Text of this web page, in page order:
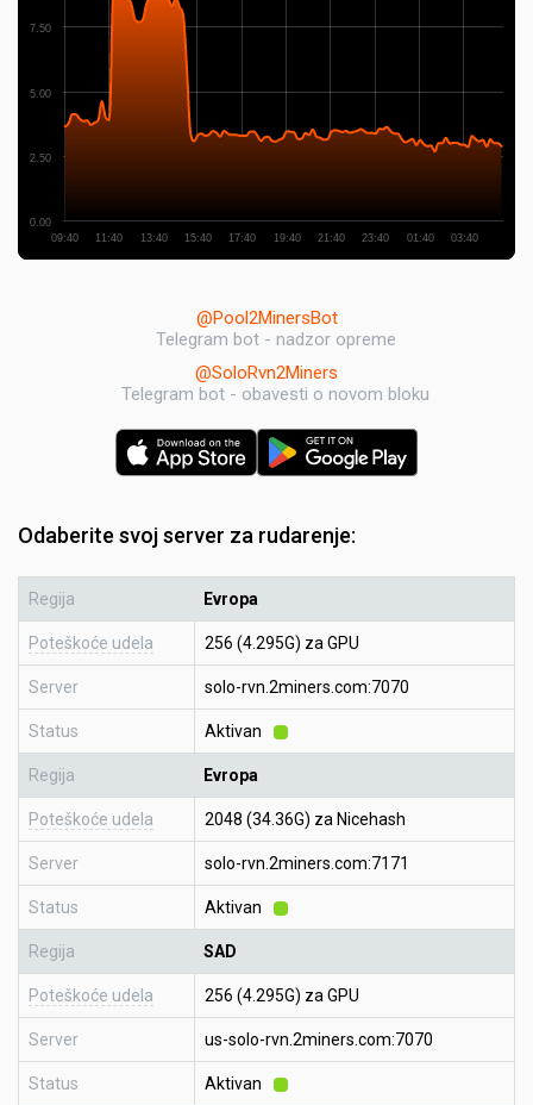
09:40 11:40 13:40 15:40 17:40 19:40 21:40 23:40 01:40 03:40
0.00
2.50
5.00
7.50
@Pool2MinersBot
Telegram bot - nadzor opreme
@SoloRvn2Miners
Telegram bot - obavesti o novom bloku
Odaberite svoj server za rudarenje:
Regija Evropa
Poteškoće udela 256 (4.295G) za GPU
Server solo-rvn.2miners.com:7070
Status Aktivan
Regija Evropa
Poteškoće udela 2048 (34.36G) za Nicehash
Server solo-rvn.2miners.com:7171
Status Aktivan
Regija SAD
Poteškoće udela 256 (4.295G) za GPU
Server us-solo-rvn.2miners.com:7070
Status Aktivan